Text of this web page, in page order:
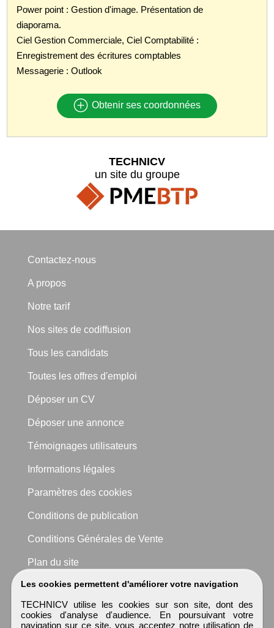
Power point : Gestion d'image. Présentation de
diaporama.
Ciel Gestion Commerciale, Ciel Comptabilité :
Enregistrement des écritures comptables
Messagerie : Outlook
Obtenir ses coordonnées
Les cookies permettent d'améliorer votre navigation
TECHNICV utilise les cookies sur son site, dont des
cookies d'analyse d'audience. En poursuivant votre
navigation sur ce site, vous acceptez notre utilisation de
TECHNICV
un site du groupe
Contactez-nous
A propos
Notre tarif
Nos sites de codiffusion
Tous les candidats
Toutes les offres d'emploi
Déposer un CV
Déposer une annonce
Témoignages utilisateurs
Informations légales
Paramètres des cookies
Conditions de publication
Conditions Générales de Vente
Plan du site